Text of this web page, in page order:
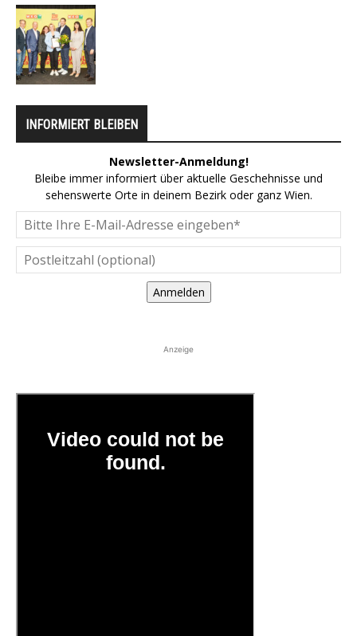
INFORMIERT BLEIBEN
Newsletter-Anmeldung!
Bleibe immer informiert über aktuelle Geschehnisse und
sehenswerte Orte in deinem Bezirk oder ganz Wien.
Anmelden
Anzeige